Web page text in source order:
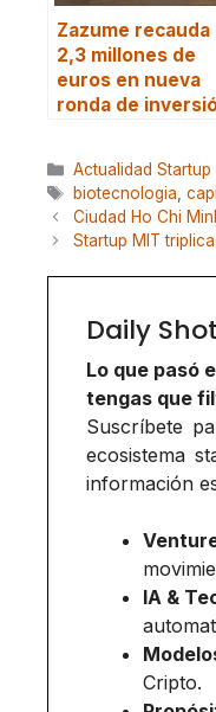
Zazume recauda
2,3 millones de
euros en nueva
ronda de
Categorías
Actualidad Startup
Etiquetas
biotecnologia
Ciudad Ho Chi
Startup MIT
Daily
Lo que pasó
tengas que
Suscríbete
ecosistema
información
IA &
Cripto.